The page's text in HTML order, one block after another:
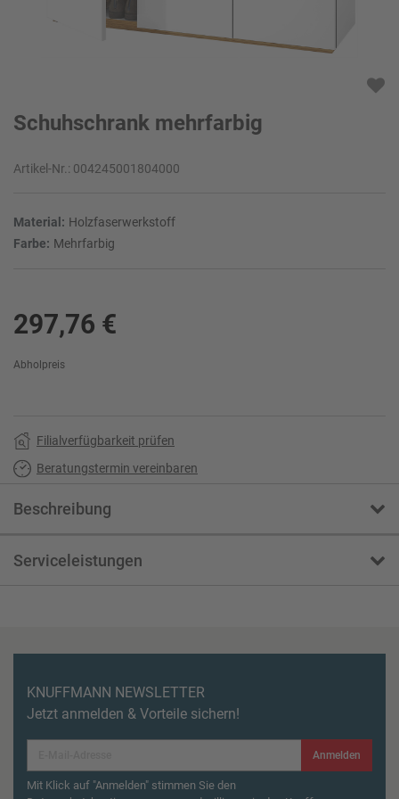
Schuhschrank mehrfarbig
Artikel-Nr.: 004245001804000
Material: Holzfaserwerkstoff
Farbe: Mehrfarbig
297,76 €
Abholpreis
Filialverfügbarkeit prüfen
Beratungstermin vereinbaren
Beschreibung
Serviceleistungen
KNUFFMANN NEWSLETTER
Jetzt anmelden & Vorteile sichern!
Anmelden
Mit Klick auf "Anmelden" stimmen Sie den